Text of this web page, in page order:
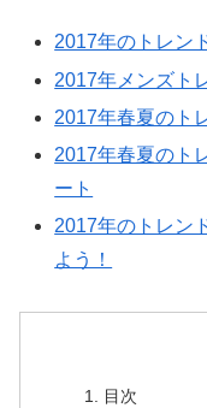
2017年のトレン
2017年メンズト
2017年春夏のト
2017年春夏のト
ート
2017年のトレン
よう！
目次